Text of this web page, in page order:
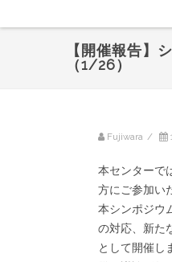
【開催報告】
（1/26）
Fujiwara /
本センターで
方にご参加い
本シンポジウ
の対応、新た
として開催し